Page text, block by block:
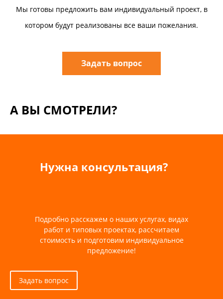
Мы готовы предложить вам индивидуальный проект, в
котором будут реализованы все ваши пожелания.
Задать вопрос
А ВЫ СМОТРЕЛИ?
Нужна консультация?
Подробно расскажем о наших услугах, видах
работ и типовых проектах, рассчитаем
стоимость и подготовим индивидуальное
предложение!
Задать вопрос